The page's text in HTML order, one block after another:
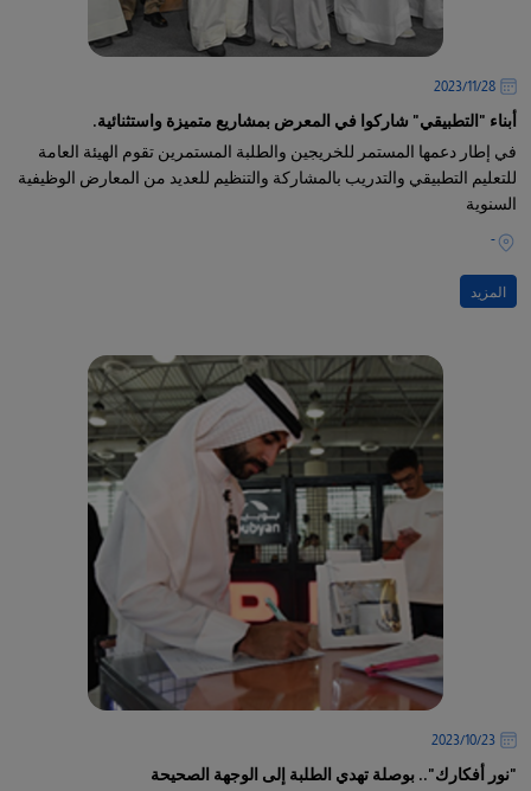
28‏/11‏/2023
أبناء "التطبيقي" شاركوا في المعرض بمشاريع متميزة واستثنائية.
في إطار دعمها المستمر للخريجين والطلبة المستمرين تقوم الهيئة العامة
للتعليم التطبيقي والتدريب بالمشاركة والتنظيم للعديد من المعارض الوظيفية
السنوية
-
المزيد
23‏/10‏/2023
"نور أفكارك".. بوصلة تهدي الطلبة إلى الوجهة الصحيحة